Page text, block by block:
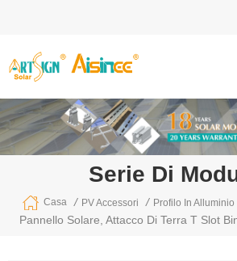
Serie Di
Casa / PV Accessori / Profilo In Alluminio
Pannello Solare, Attacco Di Terra T Slot